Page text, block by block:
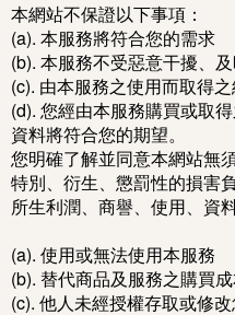
本網站不保證以下事項：
(a). 本服務將符合您的需求
(b). 本服務不受惡意干擾、
(c). 由本服務之使用而取得
(d). 您經由本服務購買或取
資料將符合您的期望。
您明確了解並同意本網站無
特別、衍生、懲罰性的損害
所生利潤、商譽、使用、資
(a). 使用或無法使用本服務
(b). 替代商品及服務之購買
(c). 他人未經授權存取或修